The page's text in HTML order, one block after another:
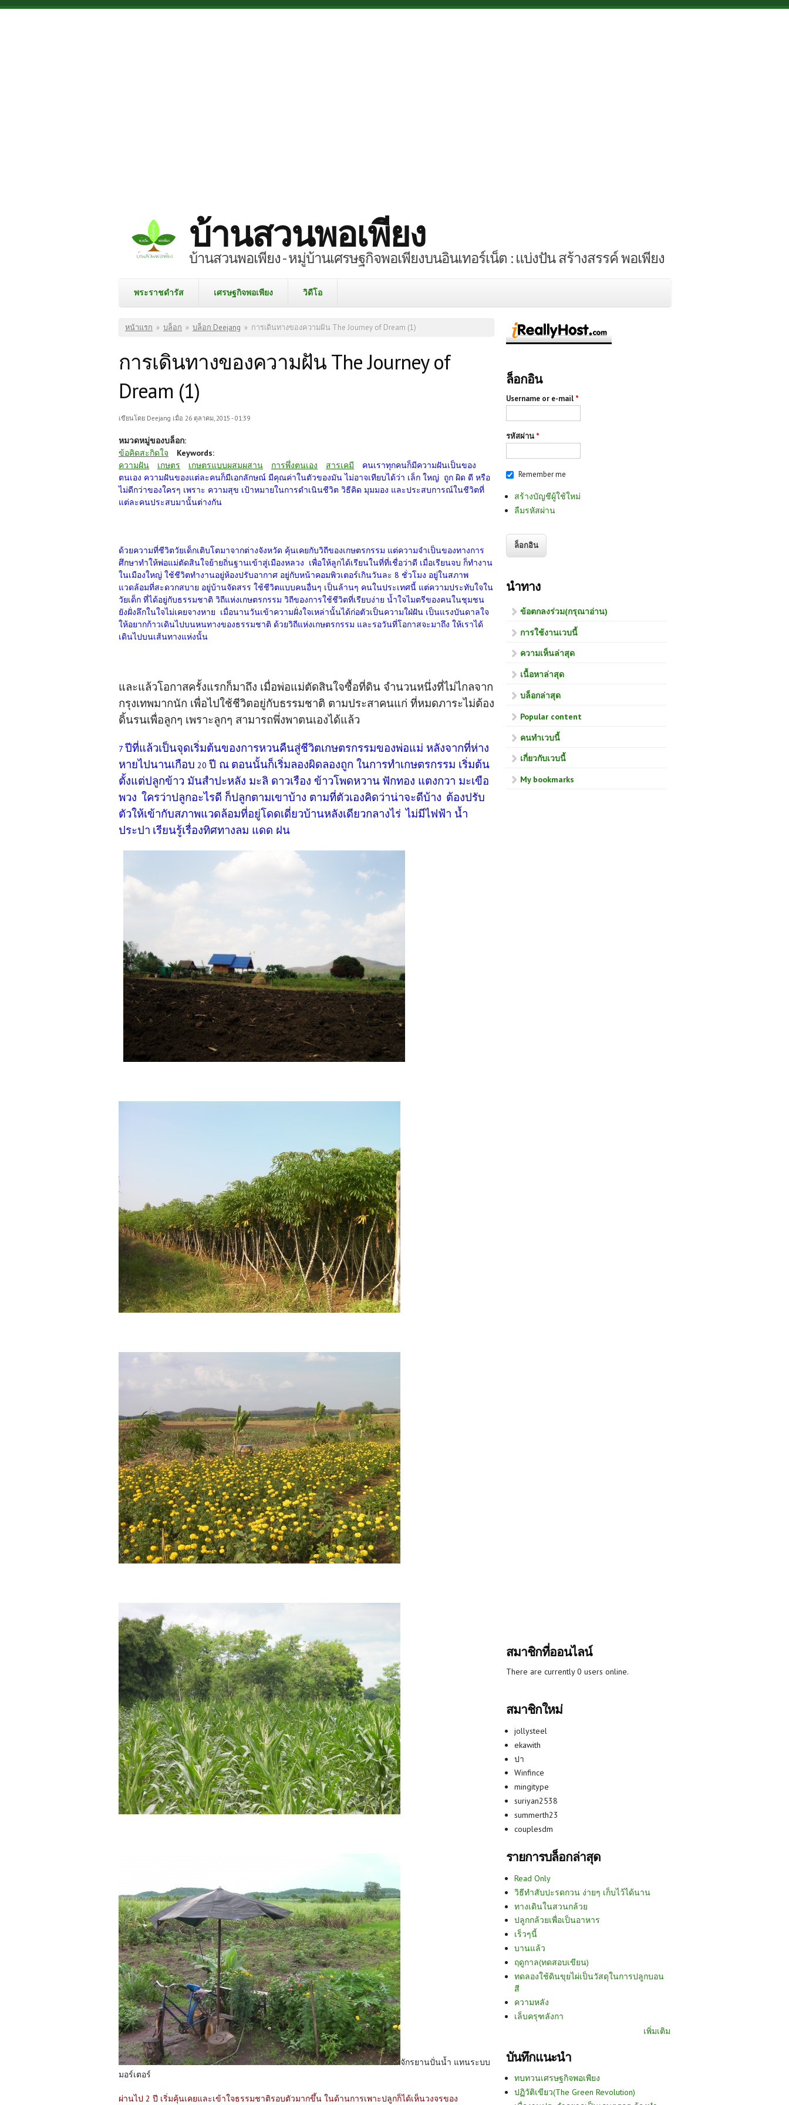
Skip to main content
บ้านสวนพอเพียง
บ้านสวนพอเพียง - หมู่บ้านเศรษฐกิจพอเพียงบนอินเทอร์เน็ต : แบ่งปัน สร้างสรรค์ พอเพียง
พระราชดำรัส เศรษฐกิจพอเพียง วิดีโอ
คุณอยู่ที่นี่
หน้าแรก » บล็อก » บล็อก Deejang » การเดินทางของความฝัน The Journey of Dream (1)
การเดินทางของความฝัน The Journey of
Dream (1)
เขียนโดย Deejang เมื่อ 26 ตุลาคม, 2015 - 01:39
หมวดหมู่ของบล็อก:
ข้อคิดสะกิดใจ
Keywords:
ความฝัน
เกษตร เกษตรแบบผสมผสาน การพึ่งตนเอง สารเคมี
คนเราทุกคนก็มีความฝันเป็นของ
ตนเอง ความฝันของแต่ละคนก็มีเอกลักษณ์ มีคุณค่าในตัวของมัน ไม่อาจเทียบได้ว่า เล็ก ใหญ่ ถูก ผิด ดี หรือ
ไม่ดีกว่าของใครๆ เพราะ ความสุข เป้าหมายในการดำเนินชีวิต วิธีคิด มุมมอง และประสบการณ์ในชีวิตที่
แต่ละคนประสบมานั้นต่างกัน
ด้วยความที่ชีวิตวัยเด็กเติบโตมาจากต่างจังหวัด คุ้นเคยกับวิถีของเกษตรกรรม แต่ความจำเป็นของทางการ
ศึกษาทำให้พ่อแม่ตัดสินใจย้ายถิ่นฐานเข้าสู่เมืองหลวง เพื่อให้ลูกได้เรียนในที่ที่เชื่อว่าดี เมื่อเรียนจบ ก็ทำงาน
ในเมืองใหญ่ ใช้ชีวิตทำงานอยู่ห้องปรับอากาศ อยู่กับหน้าคอมพิวเตอร์เกินวันละ 8 ชั่วโมง อยู่ในสภาพ
แวดล้อมที่สะดวกสบาย อยู่บ้านจัดสรร ใช้ชีวิตแบบคนอื่นๆ เป็นล้านๆ คนในประเทศนี้ แต่ความประทับใจใน
วัยเด็ก ที่ได้อยู่กับธรรมชาติ วิถีแห่งเกษตรกรรม วิถีของการใช้ชีวิตที่เรียบง่าย น้ำใจไมตรีของคนในชุมชน
ยังฝั่งลึกในใจไม่เคยจางหาย เมื่อนานวันเข้าความฝั่งใจเหล่านั้นได้ก่อตัวเป็นความใฝ่ฝัน เป็นแรงบันดาลใจ
ให้อยากก้าวเดินไปบนหนทางของธรรมชาติ ด้วยวิถีแห่งเกษตรกรรม และรอวันที่โอกาสจะมาถึง ให้เราได้
เดินไปบนเส้นทางแห่งนั้น
และแล้วโอกาสครั้งแรกก็มาถึง เมื่อพ่อแม่ตัดสินใจซื้อที่ดิน จำนวนหนึ่งที่ไม่ไกลจาก
กรุงเทพมากนัก เพื่อไปใช้ชีวิตอยู่กับธรรมชาติ ตามประสาคนแก่ ที่หมดภาระไม่ต้อง
ดิ้นรนเพื่อลูกๆ เพราะลูกๆ สามารถพึ่งพาตนเองได้แล้ว
7 ปีที่แล้วเป็นจุดเริ่มต้นของการหวนคืนสู่ชีวิตเกษตรกรรมของพ่อแม่ หลังจากที่ห่าง
หายไปนานเกือบ 20 ปี ณ ตอนนั้นก็เริ่มลองผิดลองถูก ในการทำเกษตรกรรม เริ่มต้น
ตั้งแต่ปลูกข้าว มันสำปะหลัง มะลิ ดาวเรือง ข้าวโพดหวาน ฟักทอง แตงกวา มะเขือ
พวง ใครว่าปลูกอะไรดี ก็ปลูกตามเขาบ้าง ตามที่ตัวเองคิดว่าน่าจะดีบ้าง ต้องปรับ
ตัวให้เข้ากับสภาพแวดล้อมที่อยู่โดดเดี่ยวบ้านหลังเดียวกลางไร่ ไม่มีไฟฟ้า น้ำ
ประปา เรียนรู้เรื่องทิศทางลม แดด ฝน
จักรยานปั่นน้ำ แทนระบบ
มอร์เตอร์
ผ่านไป 2 ปี เริ่มคุ้นเคยและเข้าใจธรรมชาติรอบตัวมากขึ้น ในด้านการเพาะปลูกก็ได้เห็นวงจรของ
ล็อกอิน
Username or e-mail *
รหัสผ่าน *
Remember me
สร้างบัญชีผู้ใช้ใหม่
ลืมรหัสผ่าน
นำทาง
ข้อตกลงร่วม(กรุณาอ่าน)
การใช้งานเวบนี้
ความเห็นล่าสุด
เนื้อหาล่าสุด
บล็อกล่าสุด
Popular content
คนทำเวบนี้
เกี่ยวกับเวบนี้
My bookmarks
สมาชิกที่ออนไลน์
There are currently 0 users online.
สมาชิกใหม่
jollysteel
ekawith
ปา
Winfince
mingitype
suriyan2538
summerth23
couplesdm
รายการบล็อกล่าสุด
Read Only
วิธีทำสับปะรดกวน ง่ายๆ เก็บไว้ได้นาน
ทางเดินในสวนกล้วย
ปลูกกล้วยเพื่อเป็นอาหาร
เร็วๆนี้
บานแล้ว
ฤดูกาล(ทดสอบเขียน)
ทดลองใช้ดินขุยไผ่เป็นวัสดุในการปลูกบอน
สี
ความหลัง
เล็บครุฑลังกา
เพิ่มเติม
บันทึกแนะนำ
ทบทวนเศรษฐกิจพอเพียง
ปฏิวัติเขียว(The Green Revolution)